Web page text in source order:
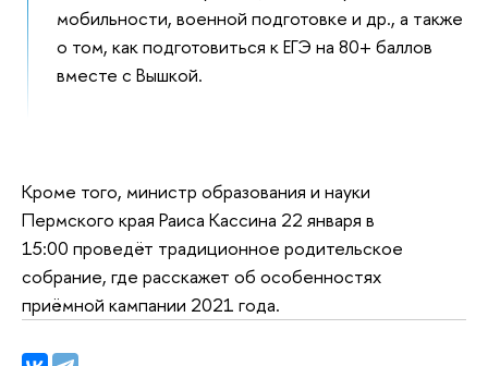
мобильности, военной подготовке и др., а также
о том, как подготовиться к ЕГЭ на 80+ баллов
вместе с Вышкой.
Кроме того, министр образования и науки
Пермского края Раиса Кассина 22 января в
15:00 проведёт традиционное родительское
собрание, где расскажет об особенностях
приёмной кампании 2021 года.